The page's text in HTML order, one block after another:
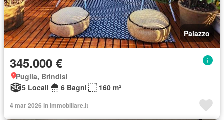
Palazzo
345.000 €
Puglia, Brindisi
5 Locali
6 Bagni 160 m²
4 mar 2026 in Immobiliare.it